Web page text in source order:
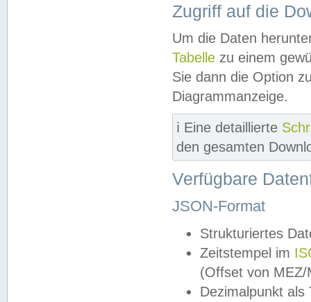
Zugriff auf die
Um die Daten
Tabelle zu einem
Sie dann die Option
Diagrammanzeige.
ℹ️ Eine detaillierte
den gesamten
Verfügbare
JSON-Format
Strukturiertes
Zeitstempel im
(Offset von MEZ/
Dezimalpunkt als